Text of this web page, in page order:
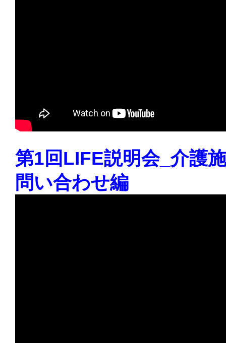
第1回LIFE説明会_介護
問い合わせ編